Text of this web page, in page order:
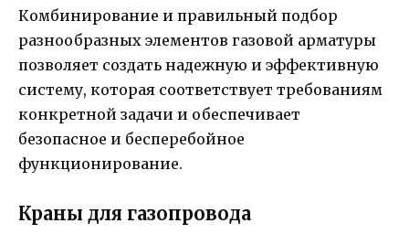
Комбинирование и правильный подбор
разнообразных элементов газовой арматуры
позволяет создать надежную и эффективную
систему, которая соответствует требованиям
конкретной задачи и обеспечивает
безопасное и бесперебойное
функционирование.
Краны для газопровода